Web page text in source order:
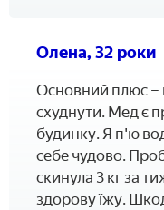
Олена, 32 роки
Основний плюс –
схуднути. Мед є
будинку. Я п'ю
себе чудово.
скинула 3 кг за
здорову їжу.